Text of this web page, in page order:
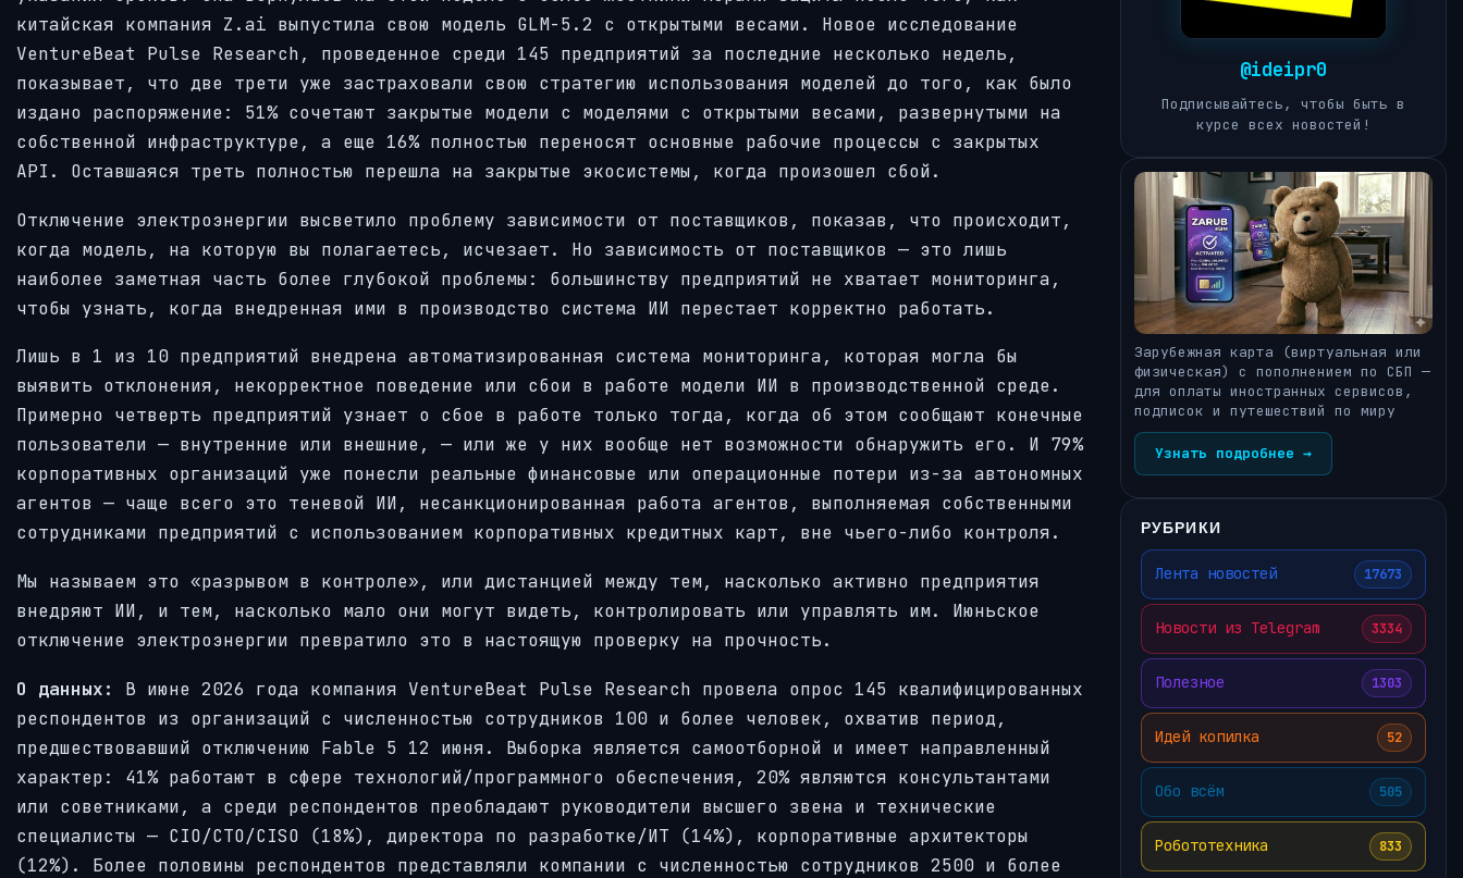
китайская компания Z.ai выпустила свою модель GLM-5.2 с открытыми весами. Новое исследование
VentureBeat Pulse Research, проведенное среди 145 предприятий за последние несколько недель,
показывает, что две трети уже застраховали свою стратегию использования моделей до того, как было
издано распоряжение: 51% сочетают закрытые модели с моделями с открытыми весами, развернутыми на
собственной инфраструктуре, а еще 16% полностью переносят основные рабочие процессы с закрытых
API. Оставшаяся треть полностью перешла на закрытые экосистемы, когда произошел сбой.
Отключение электроэнергии высветило проблему зависимости от поставщиков, показав, что происходит,
когда модель, на которую вы полагаетесь, исчезает. Но зависимость от поставщиков — это лишь
наиболее заметная часть более глубокой проблемы: большинству предприятий не хватает мониторинга,
чтобы узнать, когда внедренная ими в производство система ИИ перестает корректно работать.
Лишь в 1 из 10 предприятий внедрена автоматизированная система мониторинга, которая могла бы
выявить отклонения, некорректное поведение или сбои в работе модели ИИ в производственной среде.
Примерно четверть предприятий узнает о сбое в работе только тогда, когда об этом сообщают конечные
пользователи — внутренние или внешние, — или же у них вообще нет возможности обнаружить его. И 79%
корпоративных организаций уже понесли реальные финансовые или операционные потери из-за автономных
агентов — чаще всего это теневой ИИ, несанкционированная работа агентов, выполняемая собственными
сотрудниками предприятий с использованием корпоративных кредитных карт, вне чьего-либо контроля.
Мы называем это «разрывом в контроле», или дистанцией между тем, насколько активно предприятия
внедряют ИИ, и тем, насколько мало они могут видеть, контролировать или управлять им. Июньское
отключение электроэнергии превратило это в настоящую проверку на прочность.
О данных:
В июне 2026 года компания VentureBeat Pulse Research провела опрос 145 квалифицированных
респондентов из организаций с численностью сотрудников 100 и более человек, охватив период,
предшествовавший отключению Fable 5 12 июня. Выборка является самоотборной и имеет направленный
характер: 41% работают в сфере технологий/программного обеспечения, 20% являются консультантами
или советниками, а среди респондентов преобладают руководители высшего звена и технические
специалисты — CIO/CTO/CISO (18%), директора по разработке/ИТ (14%), корпоративные архитекторы
(12%). Более половины респондентов представляли компании с численностью сотрудников 2500 и более
@ideipr0
Подписывайтесь, чтобы быть в
курсе всех новостей!
Зарубежная карта (виртуальная или
физическая) с пополнением по СБП —
для оплаты иностранных сервисов,
подписок и путешествий по миру
Узнать подробнее →
РУБРИКИ
Лента новостей 17673
Новости из Telegram 3334
Полезное 1303
Идей копилка 52
Обо всём 505
Робототехника 833